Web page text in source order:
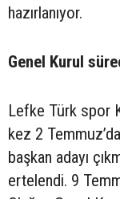
hazırlanıyor.
Genel Kurul
Lefke Türk spor
kez 2
başkan adayı
ertelendi. 9